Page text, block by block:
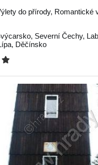
do přírody, Romantické
, Severní Čechy,
, Děčínsko